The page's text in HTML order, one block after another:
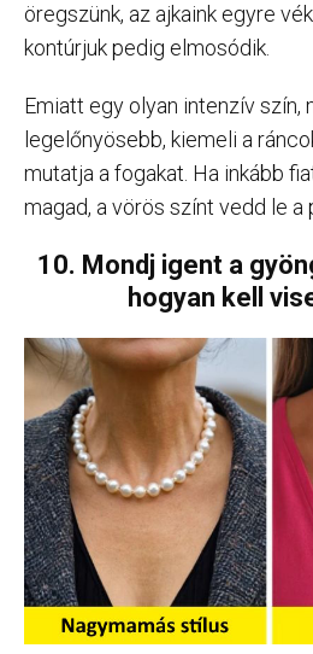
öregszünk, az ajkaink egyre
kontúrjuk pedig elmosódik.
Emiatt egy olyan intenzív szín,
legelőnyösebb, kiemeli a
mutatja a fogakat. Ha inkább
magad, a vörös színt vedd le a
10. Mondj igent a
hogyan kell